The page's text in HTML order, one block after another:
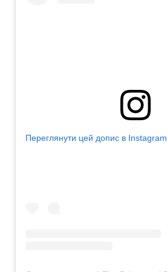
Переглянути цей допис в Instagram